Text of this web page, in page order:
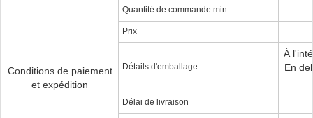
Conditions de paiement
et expédition
Quantité de commande min
Prix
Détails d'emballage
À
En
Délai de livraison